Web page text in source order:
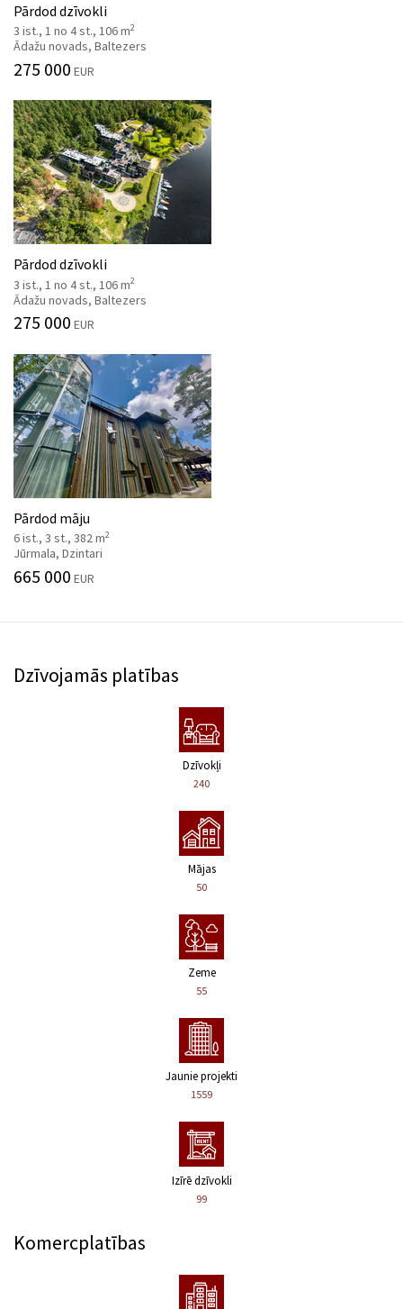
Pārdod dzīvokli
3 ist., 1 no 4 st., 106 m2
Ādažu novads, Baltezers
275 000 EUR
Pārdod dzīvokli
3 ist., 1 no 4 st., 106 m2
Ādažu novads, Baltezers
275 000 EUR
Pārdod māju
6 ist., 3 st., 382 m2
Jūrmala, Dzintari
665 000 EUR
Dzīvojamās platības
Dzīvokļi
240
Mājas
50
Zeme
55
Jaunie projekti
1559
Izīrē dzīvokli
99
Komercplatības